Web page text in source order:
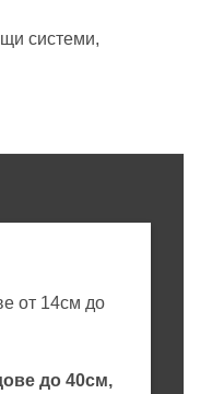
системи,
от 14см до
до 40см,